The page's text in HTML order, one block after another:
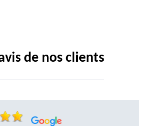
de nos clients